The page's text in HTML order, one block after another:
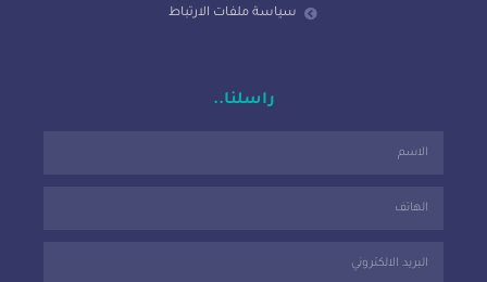
سياسة ملفات الارتباط
راسلنا..